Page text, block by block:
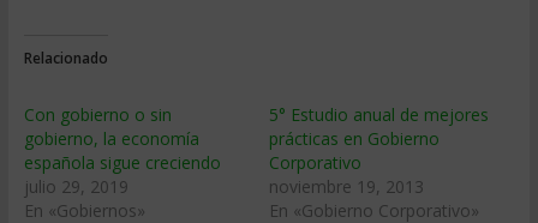
Relacionado
Con gobierno o sin
gobierno, la economía
española sigue creciendo
julio 29, 2019
En «Gobiernos»
5° Estudio anual de mejores
prácticas en Gobierno
Corporativo
noviembre 19, 2013
En «Gobierno Corporativo»